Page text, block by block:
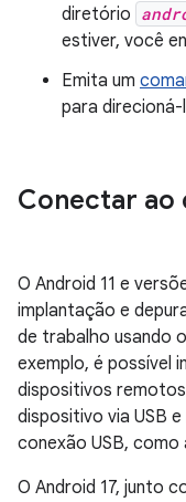
diretório
estiver, você
Emita um
para
Conectar ao
O Android 11 e
implantação e
de trabalho usando
exemplo, é possível
dispositivos
dispositivo via USB
conexão USB,
O Android 17, junto